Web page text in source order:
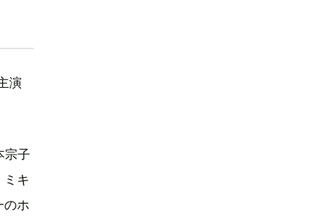
演
宗子
ミキ
のホ